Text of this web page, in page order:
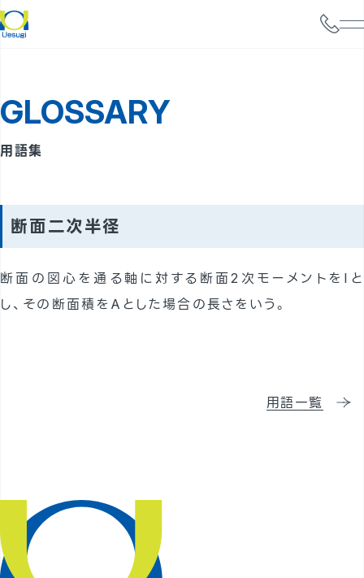
サービス案内
構造設計
携帯電話基地局強度検討
実績
GLOSSARY
用語集
断面二次半径
断面の図心を通る軸に対する断面2次モーメントをIと
し、その断面積をAとした場合の長さをいう。
用語一覧